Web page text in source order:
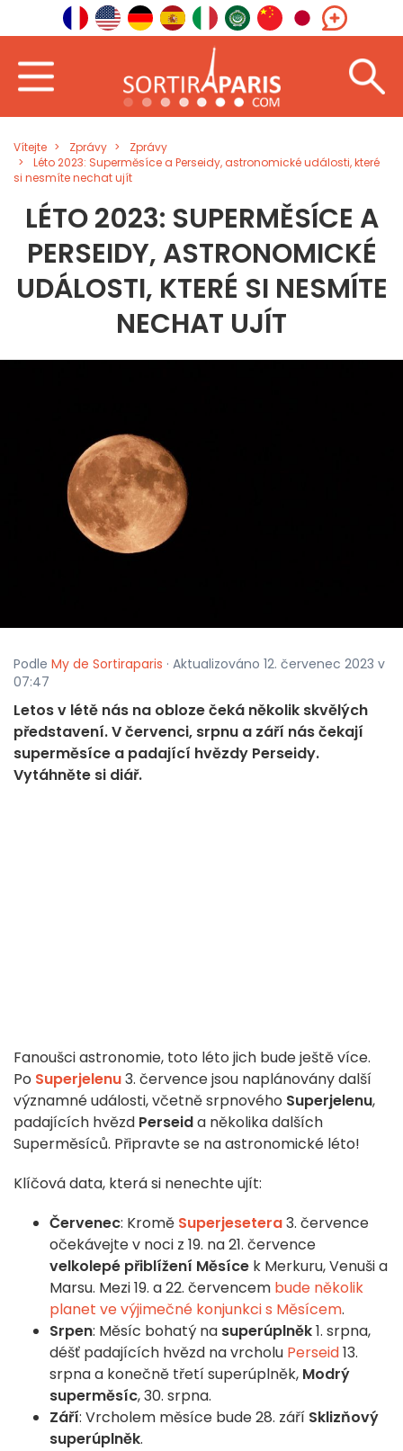
Vítejte Zprávy
Zprávy
Léto 2023: Superměsíce a Perseidy, astronomické události, které
si nesmíte nechat ujít
LÉTO 2023: SUPERMĚSÍCE A
PERSEIDY, ASTRONOMICKÉ
UDÁLOSTI, KTERÉ SI NESMÍTE
NECHAT UJÍT
Podle My de Sortiraparis · Aktualizováno 12. červenec 2023 v
07:47
Letos v létě nás na obloze čeká několik skvělých
představení. V červenci, srpnu a září nás čekají
superměsíce a padající hvězdy Perseidy.
Vytáhněte si diář.
Fanoušci astronomie, toto léto jich bude ještě více.
Po Superjelenu3. července jsou naplánovány další
významné události, včetně srpnového Superjelenu,
padajících hvězd Perseida několika dalších
Superměsíců. Připravte se na astronomické léto!
Klíčová data, která si nenechte ujít:
Červenec: Kromě Superjesetera3. července
očekávejte v noci z 19. na 21. července
velkolepé přiblížení Měsíce k Merkuru, Venuši a
Marsu. Mezi 19. a 22. červencem bude několik
planet ve výjimečné konjunkci s Měsícem.
Srpen: Měsíc bohatý na superúplněk1. srpna,
déšť padajících hvězd na vrcholu Perseid13.
srpna a konečně třetí superúplněk, Modrý
superměsíc, 30. srpna.
Září: Vrcholem měsíce bude 28. září Sklizňový
superúplněk.